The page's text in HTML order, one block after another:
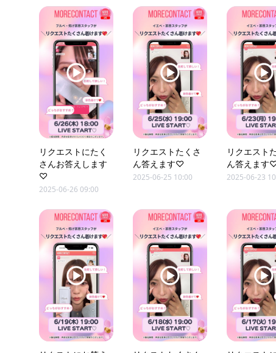
リクエストにたく
さんお答えします
♡
2025-06-26 09:00
リクエストたくさ
ん答えます♡
2025-06-25 10:00
リクエスト
ん答えます
2025-06-23